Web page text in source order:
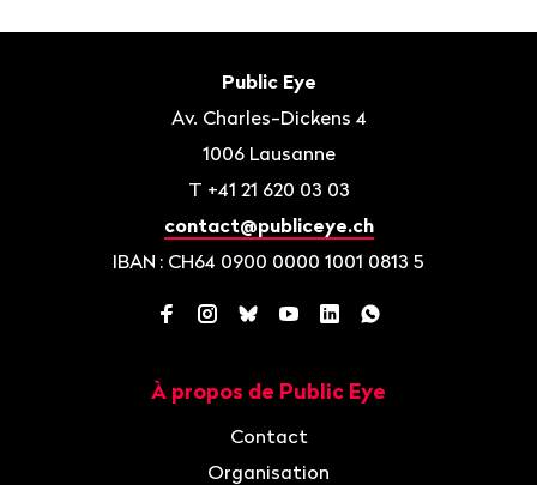
Public Eye
Av. Charles-Dickens 4
1006 Lausanne
T +41 21 620 03 03
contact@publiceye.ch
IBAN : CH64 0900 0000 1001 0813 5
Facebook
Instagram
BlueskyYouTube
LinkedInWhatsApp
À propos de Public Eye
Contact
Organisation